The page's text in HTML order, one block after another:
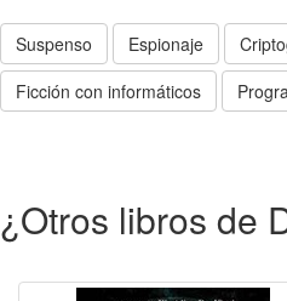
Suspenso Espionaje
Ficción con informáticos
¿Otros libros de